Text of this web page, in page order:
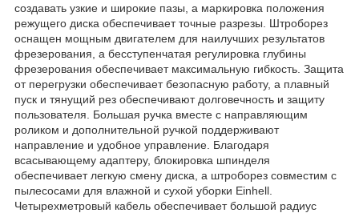
создавать узкие и широкие пазы, а маркировка положения
режущего диска обеспечивает точные разрезы. Штроборез
оснащен мощным двигателем для наилучших результатов
фрезерования, а бесступенчатая регулировка глубины
фрезерования обеспечивает максимальную гибкость. Защита
от перегрузки обеспечивает безопасную работу, а плавный
пуск и тянущий рез обеспечивают долговечность и защиту
пользователя. Большая ручка вместе с направляющим
роликом и дополнительной ручкой поддерживают
направление и удобное управление. Благодаря
всасывающему адаптеру, блокировка шпинделя
обеспечивает легкую смену диска, а штроборез совместим с
пылесосами для влажной и сухой уборки Einhell.
Четырехметровый кабель обеспечивает большой радиус